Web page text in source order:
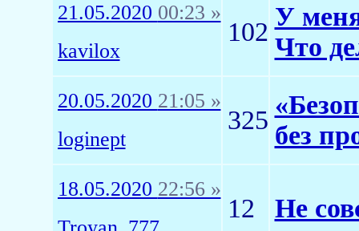
21.05.2020 00:23 »
kavilox
102
У
Что
20.05.2020 21:05 »
loginept
325
без
18.05.2020 22:56 »
12 Не